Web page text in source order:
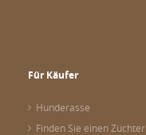
Für Käufer
Hunderasse
Finden Sie einen Züchter